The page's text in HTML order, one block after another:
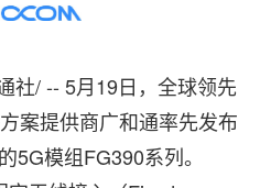
社/ -- 5月19日，全球领先
案提供商广和通率先发布
5G模组FG390系列。